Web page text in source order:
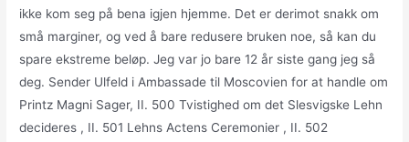
ikke kom seg på bena igjen hjemme. Det er derimot snakk om
små marginer, og ved å bare redusere bruken noe, så kan du
spare ekstreme beløp. Jeg var jo bare 12 år siste gang jeg så
deg. Sender Ulfeld i Ambassade til Moscovien for at handle om
Printz Magni Sager, II. 500 Tvistighed om det Slesvigske Lehn
decideres , II. 501 Lehns Actens Ceremonier , II. 502